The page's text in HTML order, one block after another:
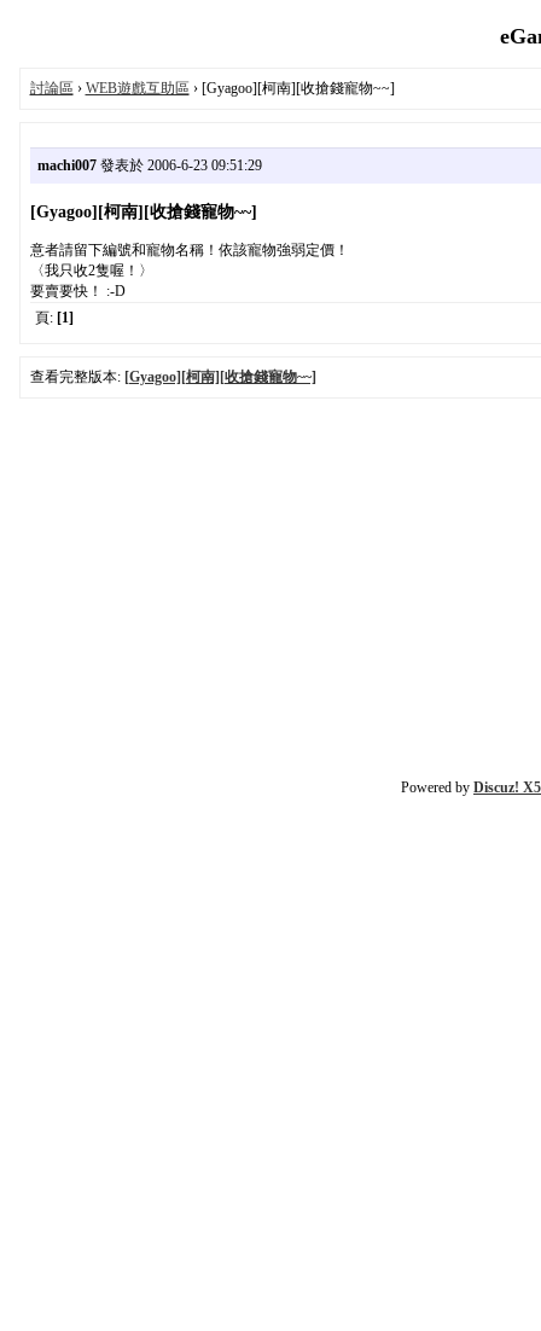
討論區 › WEB遊戲互助區 › [Gyagoo][柯南][收搶錢寵物~~]
machi007發表於 2006-6-23 09:51:29
[Gyagoo][柯南][收搶錢寵物~~]
意者請留下編號和寵物名稱！依該寵物強弱定價！
〈我只收2隻喔！〉
要賣要快！ :-D
頁: [1]
查看完整版本: [Gyagoo][柯南][收搶錢寵物~~]
Powered by Discuz!